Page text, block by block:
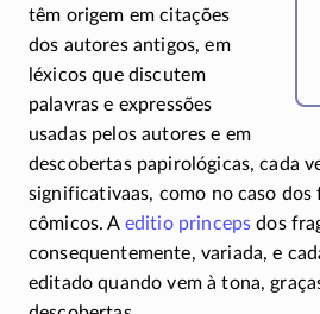
têm origem em citações
dos autores antigos, em
léxicos que discutem
palavras e expressões
usadas pelos autores e em
descobertas papirológicas, cada
significativaas, como no caso
cômicos. A editio princeps dos
consequentemente, variada, e
editado quando vem à tona,